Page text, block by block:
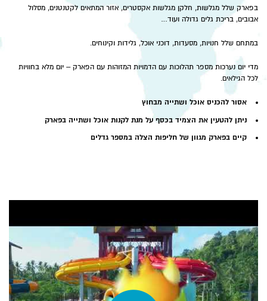
בפארק שלל מגלשות, חלקן מגלשות אקסטרים, אזור המתאים לקטנטנים, מסלול
אבובים, בריכת גלים גדולה ועוד…
במתחם שלל חנויות, מסעדות, דוכני אוכל, גלידות וקינוחים.
מדי יום נערכות מספר תהלוכות עם הדמויות המזוהות עם הפארק – יום מלא בחוויות
לכל הגילאים.
אסור להכניס אוכל ושתייה מבחוץ
ניתן להטעין את הצמיד בכסף על מנת לקנות אוכל ושתייה בפארק
קיים בפארק מגוון של חליפות הצלה במספר גדלים